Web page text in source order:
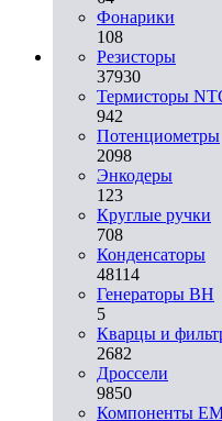
Фонарики
108
Резисторы
37930
Термисторы
942
Потенциометры
2098
Энкодеры
123
Круглые ручки
708
Конденсаторы
48114
Генераторы ВН
5
Кварцы и
2682
Дроссели
9850
Компоненты